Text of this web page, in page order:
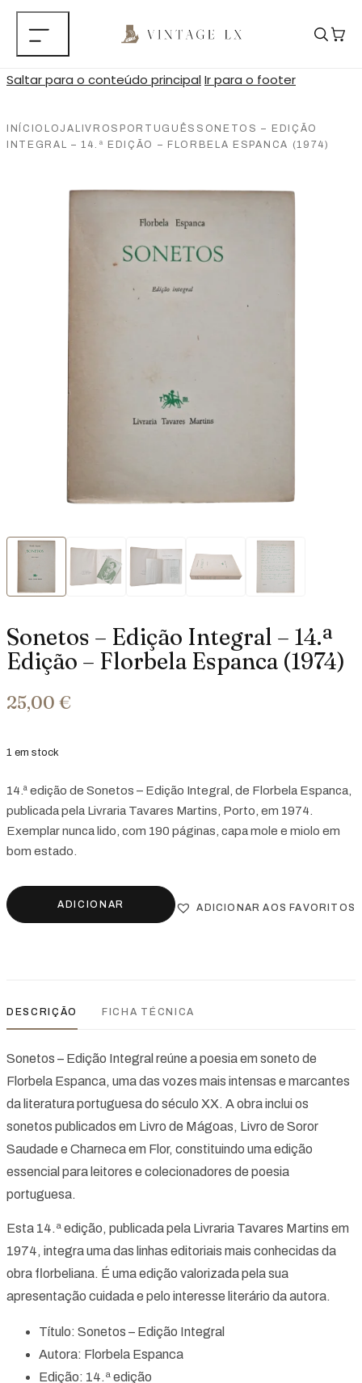
Saltar para o conteúdo principalIr para o footer
INÍCIO LOJA LIVROS PORTUGUÊS SONETOS – EDIÇÃO
INTEGRAL – 14.ª EDIÇÃO – FLORBELA ESPANCA (1974)
Sonetos – Edição Integral – 14.ª
Edição – Florbela Espanca (1974)
25,00 €
1 em stock
14.ª edição de Sonetos – Edição Integral, de Florbela Espanca,
publicada pela Livraria Tavares Martins, Porto, em 1974.
Exemplar nunca lido, com 190 páginas, capa mole e miolo em
bom estado.
ADICIONAR ADICIONAR AOS FAVORITOS
DESCRIÇÃO FICHA TÉCNICA
Sonetos – Edição Integral reúne a poesia em soneto de
Florbela Espanca, uma das vozes mais intensas e marcantes
da literatura portuguesa do século XX. A obra inclui os
sonetos publicados em Livro de Mágoas, Livro de Soror
Saudade e Charneca em Flor, constituindo uma edição
essencial para leitores e colecionadores de poesia
portuguesa.
Esta 14.ª edição, publicada pela Livraria Tavares Martins em
1974, integra uma das linhas editoriais mais conhecidas da
obra florbeliana. É uma edição valorizada pela sua
apresentação cuidada e pelo interesse literário da autora.
Título: Sonetos – Edição Integral
Autora: Florbela Espanca
Edição: 14.ª edição